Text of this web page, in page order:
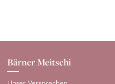
Bärner Meitschi